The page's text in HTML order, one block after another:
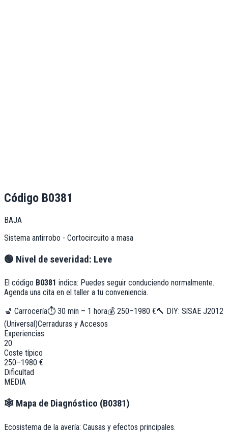
Código B0381
BAJA
Sistema antirrobo - Cortocircuito a masa
🟢 Nivel de severidad: Leve
El código B0381 indica: Puedes seguir conduciendo normalmente.
Agenda una cita en el taller a tu conveniencia.
💺 Carrocería⏱ 30 min – 1 hora💰 250–1980 €🔨 DIY: SíSAE J2012
(Universal)Cerraduras y Accesos
Experiencias
20
Coste típico
250–1980 €
Dificultad
MEDIA
🕸️ Mapa de Diagnóstico (B0381)
Ecosistema de la avería: Causas y efectos principales.